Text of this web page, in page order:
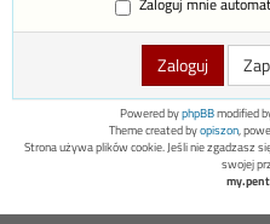
Zaloguj mnie
Powered byphpBBmodified
Theme created byopiszon,
Strona używa plików cookie. Jeśli nie zgadzasz
swojej